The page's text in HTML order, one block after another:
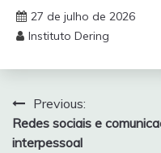
27 de julho de 2026
Instituto Dering
Navegação
de
Previous:
Redes sociais e
interpessoal